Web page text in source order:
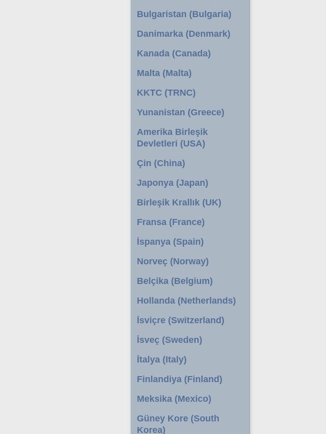
Bulgaristan (Bulgaria)
Danimarka (Denmark)
Kanada (Canada)
Malta (Malta)
KKTC (TRNC)
Yunanistan (Greece)
Amerika Birleşik
Devletleri (USA)
Çin (China)
Japonya (Japan)
Birleşik Krallık (UK)
Fransa (France)
İspanya (Spain)
Norveç (Norway)
Belçika (Belgium)
Hollanda (Netherlands)
İsviçre (Switzerland)
İsveç (Sweden)
İtalya (Italy)
Finlandiya (Finland)
Meksika (Mexico)
Güney Kore (South
Korea)